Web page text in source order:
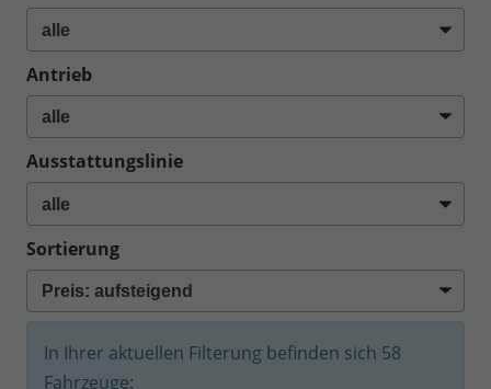
Antrieb
Ausstattungslinie
Sortierung
In Ihrer aktuellen Filterung befinden sich 58
Fahrzeuge: